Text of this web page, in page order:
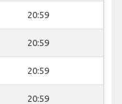
20:59
20:59
20:59
20:59